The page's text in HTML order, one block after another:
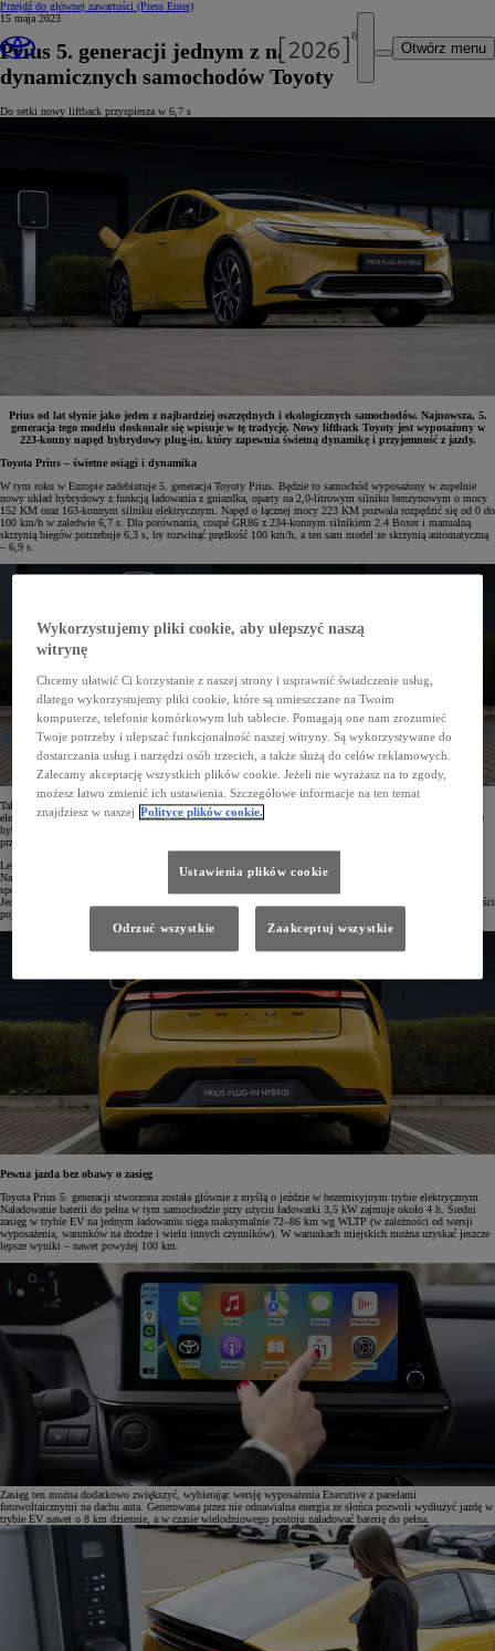
Przejdź do głównej zawartości (Press Enter)
Otwórz menu
15 maja 2023
Prius 5. generacji jednym z najbardziej
dynamicznych samochodów Toyoty
Do setki nowy liftback przyspiesza w 6,7 s
Prius od lat słynie jako jeden z najbardziej oszczędnych i ekologicznych samochodów. Najnowsza, 5.
generacja tego modelu doskonale się wpisuje w tę tradycję. Nowy liftback Toyoty jest wyposażony w
223-konny napęd hybrydowy plug-in, który zapewnia świetną dynamikę i przyjemność z jazdy.
Toyota Prius – świetne osiągi i dynamika
W tym roku w Europie zadebiutuje 5. generacja Toyoty Prius. Będzie to samochód wyposażony w zupełnie
nowy układ hybrydowy z funkcją ładowania z gniazdka, oparty na 2,0-litrowym silniku benzynowym o mocy
152 KM oraz 163-konnym silniku elektrycznym. Napęd o łącznej mocy 223 KM pozwala rozpędzić się od 0 do
100 km/h w zaledwie 6,7 s. Dla porównania, coupé GR86 z 234-konnym silnikiem 2.4 Boxer i manualną
skrzynią biegów potrzebuje 6,3 s, by rozwinąć prędkość 100 km/h, a ten sam model ze skrzynią automatyczną
– 6,9 s.
Tak dobre osiągi Priusa to efekt połączenia mocnej benzynowej jednostki z jeszcze mocniejszym motorem
elektrycznym oraz dużą baterią o pojemności 13,6 kWh. Auto jest równie dynamiczne podczas jazdy w trybie
hybrydowym, jak i elektrycznym. Co więcej, samochód wykazuje się takim samym przyspieszeniem nawet
przy niskim poziomie naładowania baterii.
Lekka, a jednocześnie sztywna konstrukcja nowego liftbacka oparta została na platformie TNGA 2. generacji.
Nadwozie w kształcie klina, z którego znany jest Prius, zyskało bardziej dynamiczny, nowoczesny styl i
sportowy wygląd. Samochód jest o 50 mm niższy, o 22 mm szerszy i o 46 mm krótszy od poprzednika.
Jednocześnie rozstaw osi wzrósł o 50 mm, a punkt szczytowy dachu został przesunięty w kierunku tylnej części
pojazdu.
Pewna jazda bez obawy o zasięg
Toyota Prius 5. generacji stworzona została głównie z myślą o jeździe w bezemisyjnym trybie elektrycznym.
Naładowanie baterii do pełna w tym samochodzie przy użyciu ładowarki 3,5 kW zajmuje około 4 h. Średni
zasięg w trybie EV na jednym ładowaniu sięga maksymalnie 72–86 km wg WLTP (w zależności od wersji
wyposażenia, warunków na drodze i wielu innych czynników). W warunkach miejskich można uzyskać jeszcze
lepsze wyniki – nawet powyżej 100 km.
Zasięg ten można dodatkowo zwiększyć, wybierając wersję wyposażenia Executive z panelami
fotowoltaicznymi na dachu auta. Generowana przez nie odnawialna energia ze słońca pozwoli wydłużyć jazdę w
trybie EV nawet o 8 km dziennie, a w czasie wielodniowego postoju naładować baterię do pełna.
Wykorzystujemy pliki cookie, aby ulepszyć naszą
witrynę
Chcemy ułatwić Ci korzystanie z naszej strony i usprawnić świadczenie usług,
dlatego wykorzystujemy pliki cookie, które są umieszczane na Twoim
komputerze, telefonie komórkowym lub tablecie. Pomagają one nam zrozumieć
Twoje potrzeby i ulepszać funkcjonalność naszej witryny. Są wykorzystywane do
dostarczania usług i narzędzi osób trzecich, a także służą do celów reklamowych.
Zalecamy akceptację wszystkich plików cookie. Jeżeli nie wyrażasz na to zgody,
możesz łatwo zmienić ich ustawienia. Szczegółowe informacje na ten temat
znajdziesz w naszej Polityce plików cookie.
Ustawienia plików cookie
Odrzuć wszystkie Zaakceptuj wszystkie